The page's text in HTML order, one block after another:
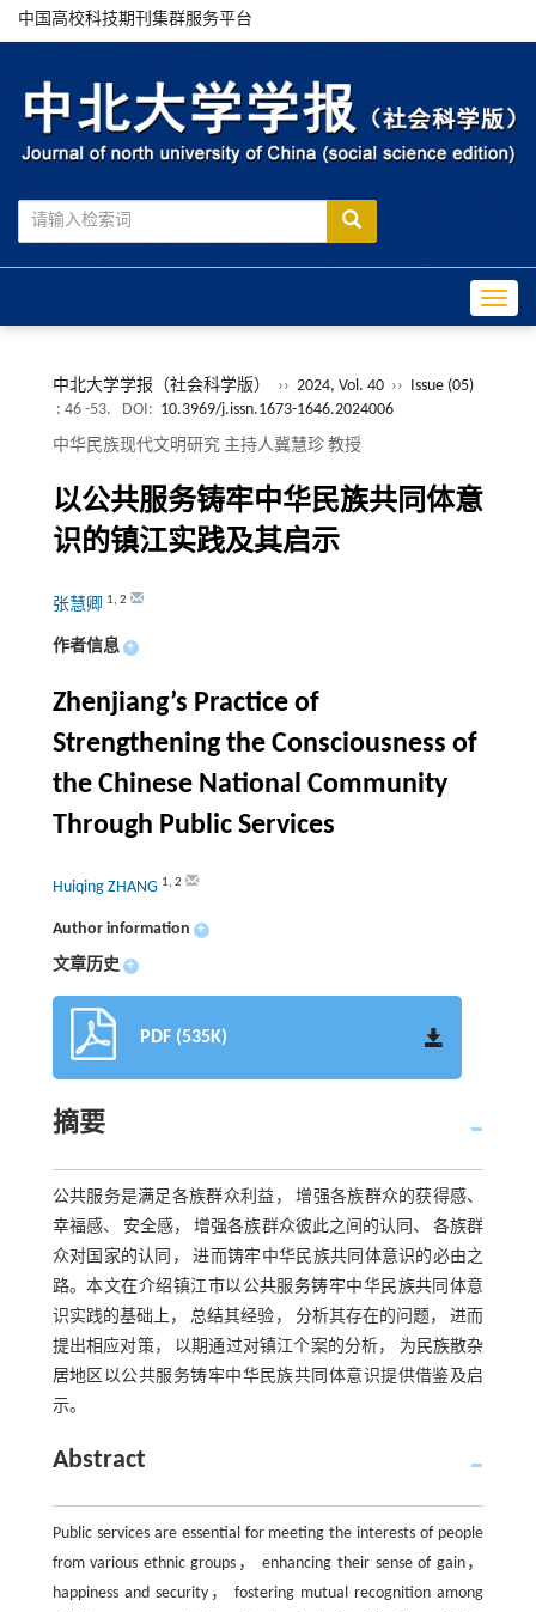
中国高校科技期刊集群服务平台
中北大学学报（社会科学版） ›› 2024, Vol. 40 ››
Issue (05)
: 46 -53.
DOI: 10.3969/j.issn.1673-1646.2024006
中华民族现代文明研究 主持人冀慧珍 教授
以公共服务铸牢中华民族共同体意
识的镇江实践及其启示
张慧卿 1, 2
作者信息 +
Zhenjiang’s Practice of
Strengthening the Consciousness of
the Chinese National Community
Through Public Services
Huiqing ZHANG 1, 2
Author information +
文章历史 +
PDF (535K)
摘要
公共服务是满足各族群众利益， 增强各族群众的获得感、
幸福感、 安全感， 增强各族群众彼此之间的认同、 各族群
众对国家的认同， 进而铸牢中华民族共同体意识的必由之
路。本文在介绍镇江市以公共服务铸牢中华民族共同体意
识实践的基础上， 总结其经验， 分析其存在的问题， 进而
提出相应对策， 以期通过对镇江个案的分析， 为民族散杂
居地区以公共服务铸牢中华民族共同体意识提供借鉴及启
示。
Abstract
Public services are essential for meeting the interests of people
from various ethnic groups， enhancing their sense of gain，
happiness and security， fostering mutual recognition among